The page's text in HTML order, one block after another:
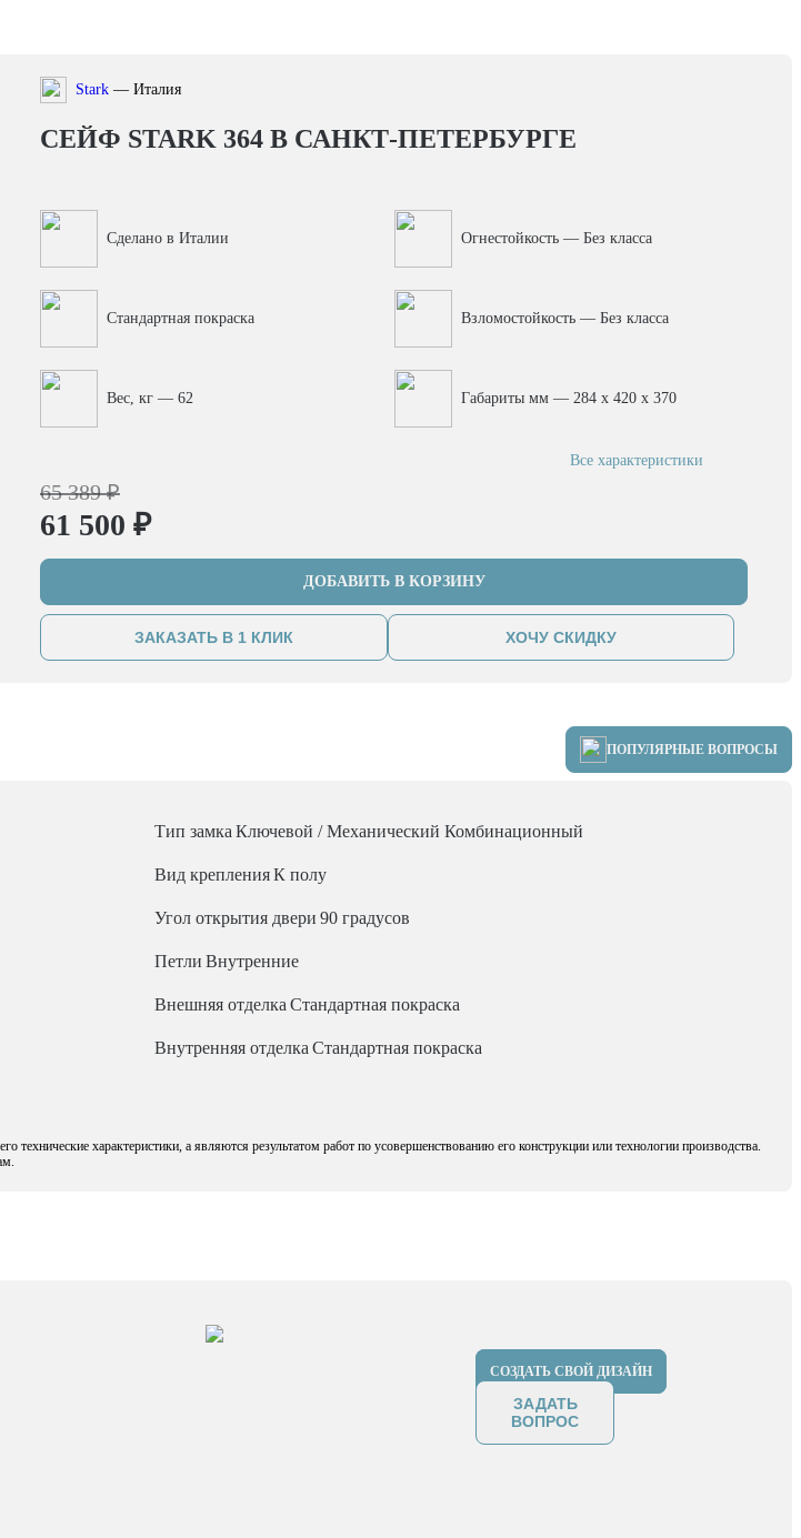
Stark — Италия
СЕЙФ STARK 364 В САНКТ-ПЕТЕРБУРГЕ
Сделано в Италии Огнестойкость — Без класса
Стандартная покраска Взломостойкость — Без класса
Вес, кг — 62 Габариты мм — 284 x 420 x 370
Все характеристики
65 389 ₽
61 500 ₽
ДОБАВИТЬ В КОРЗИНУ
ЗАКАЗАТЬ В 1 КЛИК ХОЧУ СКИДКУ
ПОПУЛЯРНЫЕ ВОПРОСЫ
Тип замка Ключевой / Механический Комбинационный
Вид крепленияК полу
Угол открытия двери 90 градусов
Петли Внутренние
Внешняя отделка Стандартная покраска
Внутренняя отделка Стандартная покраска
характеристики, а являются результатом работ по усовершенствованию его конструкции или технологии производства.
СОЗДАТЬ СВОЙ ДИЗАЙН
ЗАДАТЬ
ВОПРОС